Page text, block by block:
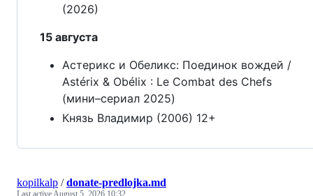
(2026)
15 августа
Астерикс и Обеликс: Поединок вождей /
Astérix & Obélix : Le Combat des Chefs
(мини–сериал 2025)
Князь Владимир (2006) 12+
kopilkalp /donate-predlojka.md
Last activeAugust 5, 2026 10:32